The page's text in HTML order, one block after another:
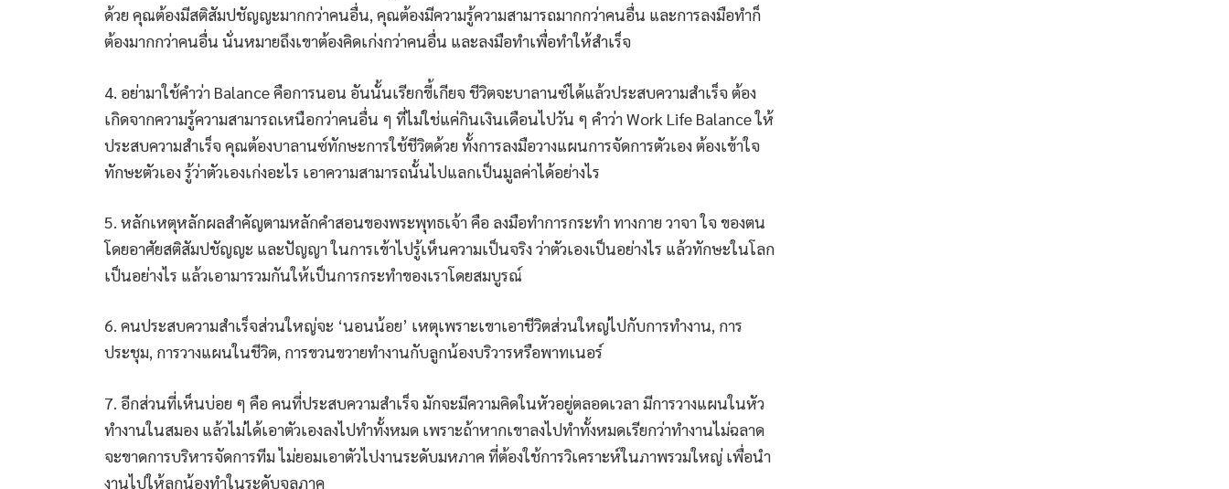
ด้วย คุณต้องมีสติสัมปชัญญะมากกว่าคนอื่น, คุณต้องมีความรู้ความสามารถมากกว่าคนอื่น และการลงมือทำก็
ต้องมากกว่าคนอื่น นั่นหมายถึงเขาต้องคิดเก่งกว่าคนอื่น และลงมือทำเพื่อทำให้สำเร็จ
4. อย่ามาใช้คำว่า Balance คือการนอน อันนั้นเรียกขี้เกียจ ชีวิตจะบาลานซ์ได้แล้วประสบความสำเร็จ ต้อง
เกิดจากความรู้ความสามารถเหนือกว่าคนอื่น ๆ ที่ไม่ใช่แค่กินเงินเดือนไปวัน ๆ คำว่า Work Life Balance ให้
ประสบความสำเร็จ คุณต้องบาลานซ์ทักษะการใช้ชีวิตด้วย ทั้งการลงมือวางแผนการจัดการตัวเอง ต้องเข้าใจ
ทักษะตัวเอง รู้ว่าตัวเองเก่งอะไร เอาความสามารถนั้นไปแลกเป็นมูลค่าได้อย่างไร
5. หลักเหตุหลักผลสำคัญตามหลักคำสอนของพระพุทธเจ้า คือ ลงมือทำการกระทำ ทางกาย วาจา ใจ ของตน
โดยอาศัยสติสัมปชัญญะ และปัญญา ในการเข้าไปรู้เห็นความเป็นจริง ว่าตัวเองเป็นอย่างไร แล้วทักษะในโลก
เป็นอย่างไร แล้วเอามารวมกันให้เป็นการกระทำของเราโดยสมบูรณ์
6. คนประสบความสำเร็จส่วนใหญ่จะ ‘นอนน้อย’ เหตุเพราะเขาเอาชีวิตส่วนใหญ่ไปกับการทำงาน, การ
ประชุม, การวางแผนในชีวิต, การขวนขวายทำงานกับลูกน้องบริวารหรือพาทเนอร์
7. อีกส่วนที่เห็นบ่อย ๆ คือ คนที่ประสบความสำเร็จ มักจะมีความคิดในหัวอยู่ตลอดเวลา มีการวางแผนในหัว
ทำงานในสมอง แล้วไม่ได้เอาตัวเองลงไปทำทั้งหมด เพราะถ้าหากเขาลงไปทำทั้งหมดเรียกว่าทำงานไม่ฉลาด
จะขาดการบริหารจัดการทีม ไม่ยอมเอาตัวไปงานระดับมหภาค ที่ต้องใช้การวิเคราะห์ในภาพรวมใหญ่ เพื่อนำ
งานไปให้ลูกน้องทำในระดับจุลภาค